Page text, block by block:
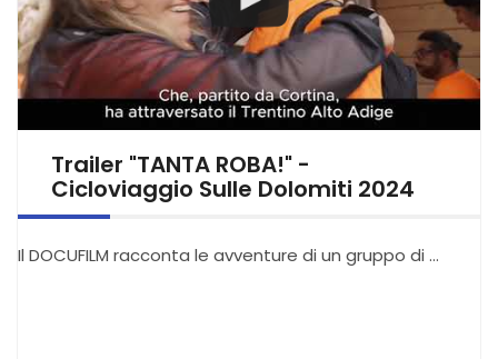
Trailer "TANTA ROBA!" -
Cicloviaggio Sulle Dolomiti 2024
Il DOCUFILM racconta le avventure di un gruppo di …